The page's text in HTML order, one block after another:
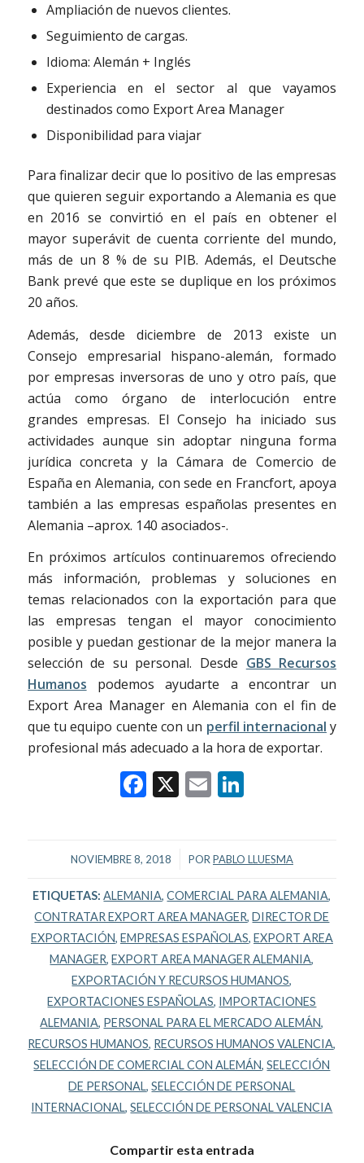
Ampliación de nuevos clientes.
Seguimiento de cargas.
Idioma: Alemán + Inglés
Experiencia en el sector al que vayamos
destinados como Export Area Manager
Disponibilidad para viajar
Para finalizar decir que lo positivo de las empresas
que quieren seguir exportando a Alemania es que
en 2016 se convirtió en el país en obtenerel
mayor superávit de cuenta corriente del mundo,
más de un 8 % de su PIB. Además, el Deutsche
Bank prevé que este se duplique en los próximos
20 años.
Además, desde diciembre de 2013 existe un
Consejo empresarial hispano-alemán, formado
por empresas inversoras de uno y otro país, que
actúa como órgano de interlocución entre
grandes empresas. El Consejo ha iniciado sus
actividades aunque sin adoptar ninguna forma
jurídica concreta y la Cámara de Comercio de
España en Alemania, con sede en Francfort, apoya
también a las empresas españolas presentes en
Alemania –aprox. 140 asociados-.
En próximos artículos continuaremos ofreciendo
más información, problemas y soluciones en
temas relacionados con la exportación para que
las empresas tengan el mayor conocimiento
posible y puedan gestionar de la mejor manera la
selección de su personal. Desde GBS Recursos
Humanos podemos ayudarte a encontrar un
Export Area Manager en Alemania con el fin de
que tu equipo cuente con un perfil internacional y
profesional más adecuado a la hora de exportar.
Facebook
X EmailLinkedIn
NOVIEMBRE 8, 2018
/ PORPABLO LLUESMA
ETIQUETAS: ALEMANIA,COMERCIAL PARA ALEMANIA,
CONTRATAR EXPORT AREA MANAGER, DIRECTOR DE
EXPORTACIÓN, EMPRESAS ESPAÑOLAS, EXPORT AREA
MANAGER, EXPORT AREA MANAGER ALEMANIA,
EXPORTACIÓN Y RECURSOS HUMANOS,
EXPORTACIONES ESPAÑOLAS,
IMPORTACIONES
ALEMANIA, PERSONAL PARA EL MERCADO ALEMÁN,
RECURSOS HUMANOS, RECURSOS HUMANOS VALENCIA,
SELECCIÓN DE COMERCIAL CON ALEMÁN,SELECCIÓN
DE PERSONAL,SELECCIÓN DE PERSONAL
INTERNACIONAL,SELECCIÓN DE PERSONAL VALENCIA
Compartir esta entrada